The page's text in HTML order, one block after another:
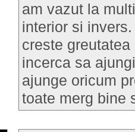
am vazut la
interior si
creste
incerca sa
ajunge oricum
toate merg bine